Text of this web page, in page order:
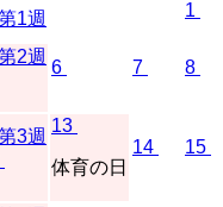
1
6 7 8
13
体育の日
14 15